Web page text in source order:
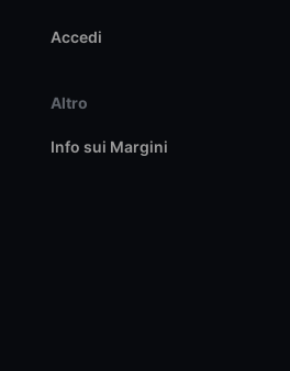
Accedi
Altro
Info sui Margini